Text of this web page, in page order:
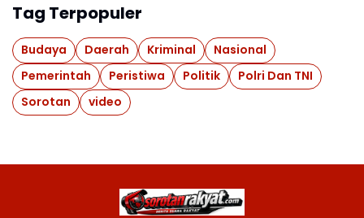
Tag Terpopuler
Budaya Daerah Kriminal
Nasional
Pemerintah
Peristiwa Politik
Polri Dan TNI
Sorotan
video